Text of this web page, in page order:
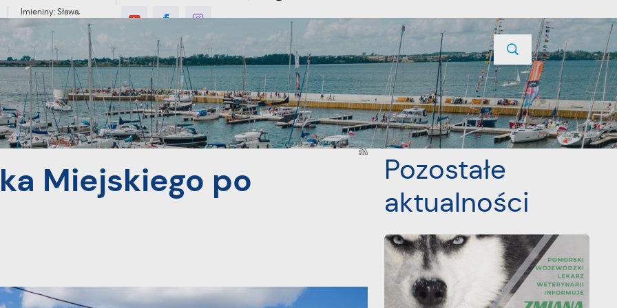
Imieniny: Sława,
Jakub, Stefan
MIESZKANIEC TURYSTYKA INWESTYCJE PROJEKTY UNIJNE KONTAKT
modernizacji POPRZEDNI NASTĘPNY
Miejskiego po
Pozostałe
aktualności